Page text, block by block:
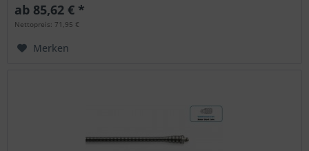
ab 85,62 € *
Nettopreis: 71,95 €
Merken